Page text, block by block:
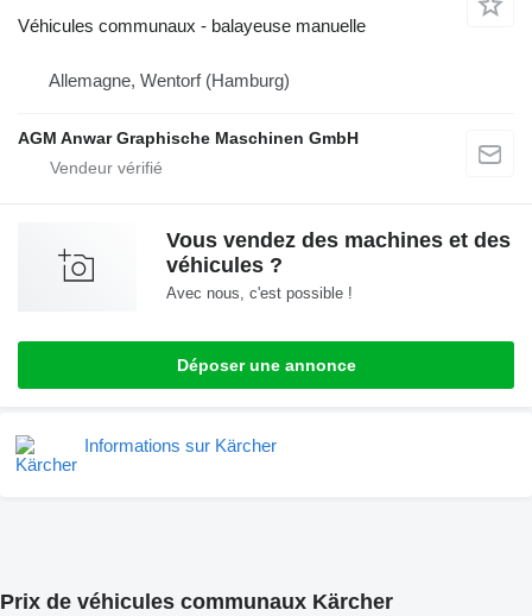
Véhicules communaux - balayeuse manuelle
Allemagne, Wentorf (Hamburg)
AGM Anwar Graphische Maschinen GmbH
Vous vendez des machines et des
véhicules ?
Avec nous, c'est possible !
Déposer une annonce
Informations sur Kärcher
Prix de véhicules communaux Kärcher